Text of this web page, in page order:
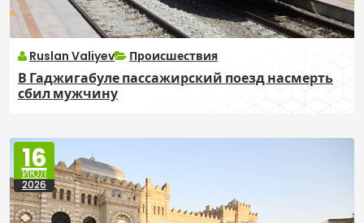
Ruslan Valiyev Происшествия
В Гаджигабуле пассажирский поезд насмерть
сбил мужчину
16
ИЮЛ
2026